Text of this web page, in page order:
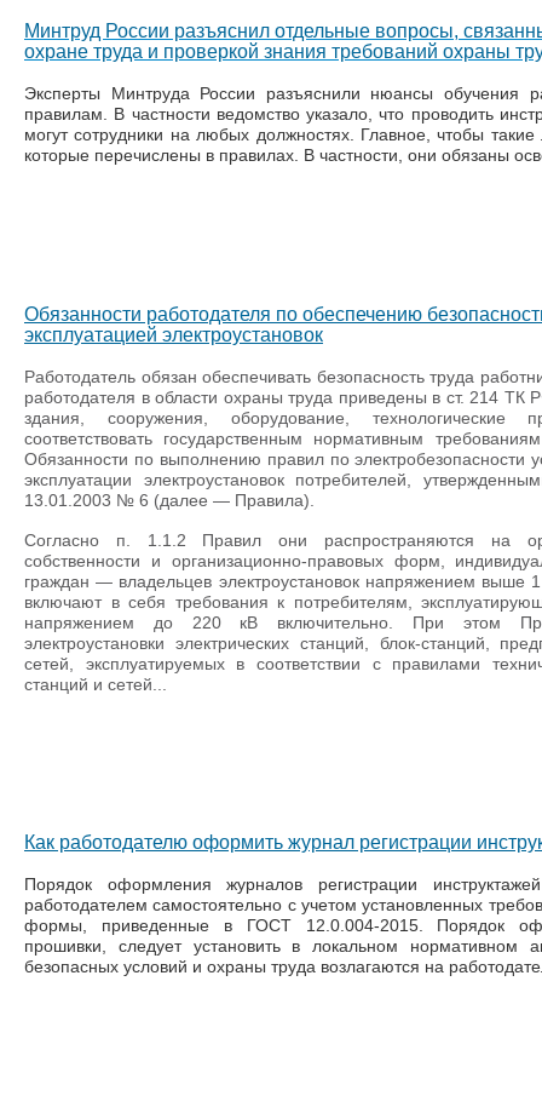
Минтруд России разъяснил отдельные вопросы,
охране труда и проверкой знания требований охраны
Эксперты Минтруда России разъяснили нюансы обучения
правилам. В частности ведомство указало, что проводить
могут сотрудники на любых должностях. Главное, чтобы
которые перечислены в правилах. В частности, они обязаны
Обязанности работодателя по обеспечению
эксплуатацией электроустановок
Работодатель обязан обеспечивать безопасность труда
работодателя в области охраны труда приведены в ст. 214 ТК
здания, сооружения, оборудование,
соответствовать государственным нормативным
Обязанности по выполнению правил по электробезопасности
эксплуатации электроустановок потребителей,
13.01.2003 № 6 (далее — Правила).
Согласно п. 1.1.2 Правил они распространяются на
собственности и организационно-правовых форм,
граждан — владельцев электроустановок напряжением
включают в себя требования к потребителям,
напряжением до 220 кВ включительно. При этом
электроустановки электрических станций, блок-станций,
сетей, эксплуатируемых в соответствии с правилами
станций и сетей...
Как работодателю оформить журнал регистрации
Порядок оформления журналов регистрации
работодателем самостоятельно с учетом установленных
формы, приведенные в ГОСТ 12.0.004-2015. Порядок
прошивки, следует установить в локальном нормативном
безопасных условий и охраны труда возлагаются на